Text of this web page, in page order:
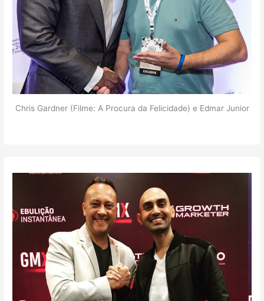
Chris Gardner (Filme: A Procura da Felicidade) e Edmar Junior